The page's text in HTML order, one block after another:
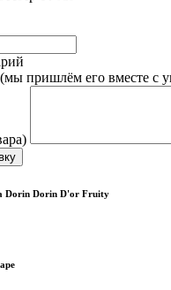
пришлём его вместе с
Dorin Dorin D'or Fruity